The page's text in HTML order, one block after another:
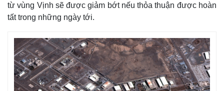
từ vùng Vịnh sẽ được giảm bớt nếu thỏa thuận được hoàn
tất trong những ngày tới.